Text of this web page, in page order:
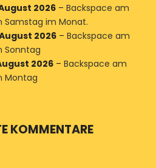
2026– Backspace am
Samstag im Monat.
2026– Backspace am
Sonntag
2026– Backspace am
Montag
KOMMENTARE